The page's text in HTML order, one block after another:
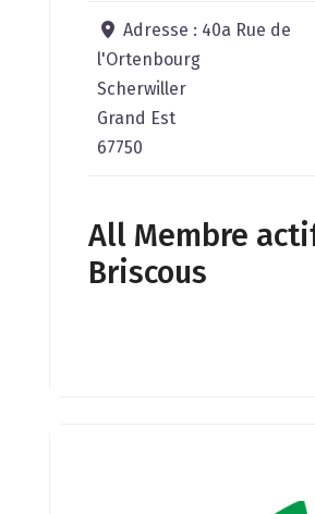
Adresse : 40a Rue de
l'Ortenbourg
Scherwiller
Grand Est
67750
All Membre
Briscous